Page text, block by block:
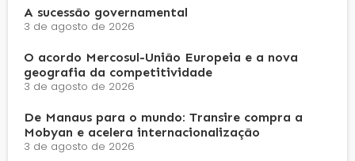
A sucessão governamental
3 de agosto de 2026
O acordo Mercosul-União Europeia e a nova
geografia da competitividade
3 de agosto de 2026
De Manaus para o mundo: Transire compra a
Mobyan e acelera internacionalização
3 de agosto de 2026